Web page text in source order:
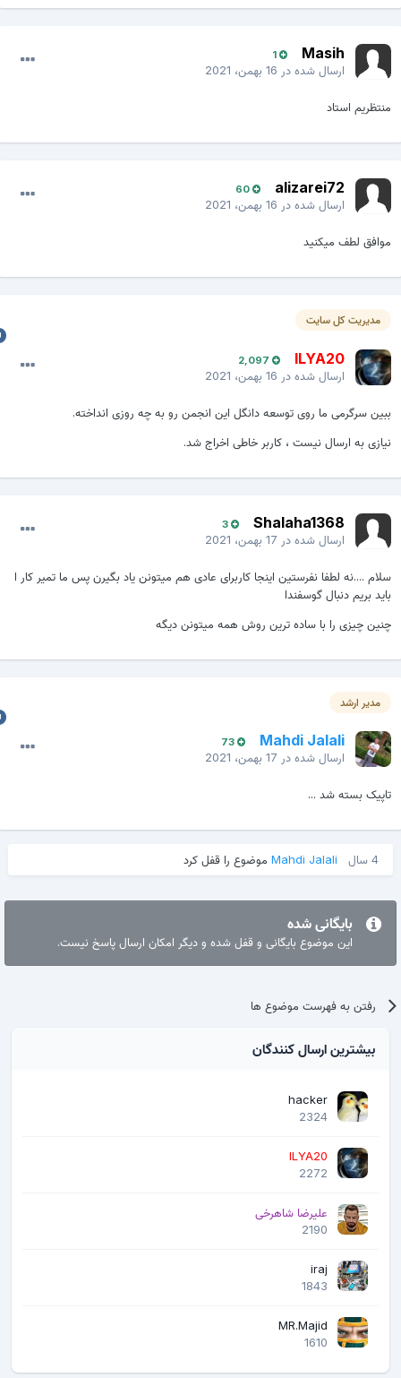
Masih
ارسال شده در16 بهمن، 2021
استاد
alizarei72
ارسال شده در16 بهمن، 2021
لطف میکنید
مدیریت کل سایت
ILYA20
ارسال شده در16 بهمن، 2021
سرگرمی ما روی توسعه دانگل این انجمن رو به چه روزی انداخته.
به ارسال نیست ، کاربر خاطی اخراج شد.
Shalaha1368
ارسال شده در17 بهمن، 2021
....نه لطفا نفرستین اینجا کاربرای عادی هم میتونن یاد بگیرن پس ما تمیر کار ا
بریم دنبال گوسفندا
چیزی را با ساده ترین روش همه میتونن دیگه
مدیر ارشد
Mahdi Jalali
ارسال شده در17 بهمن، 2021
بسته شد ...
Mahdi Jalaliموضوع را قفل کرد
بایگانی شده
این موضوع بایگانی و قفل شده و دیگر امکان ارسال پاسخ نیست.
رفتن به فهرست موضوع ها
بیشترین ارسال کنندگان
hacker
2324
ILYA20
2272
علیرضا شاهرخی
2190
iraj
1843
MR.Majid
1610